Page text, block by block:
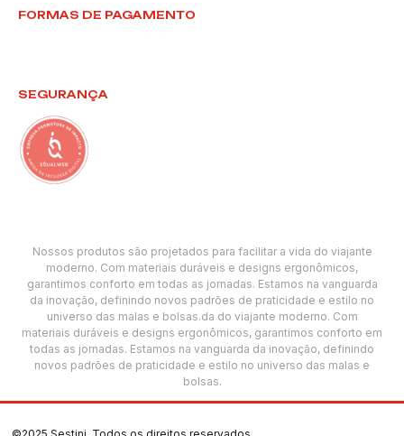
FORMAS DE PAGAMENTO
SEGURANÇA
Nossos produtos são projetados para facilitar a vida do viajante
moderno. Com materiais duráveis e designs ergonômicos,
garantimos conforto em todas as jornadas. Estamos na vanguarda
da inovação, definindo novos padrões de praticidade e estilo no
universo das malas e bolsas.da do viajante moderno. Com
materiais duráveis e designs ergonômicos, garantimos conforto em
todas as jornadas. Estamos na vanguarda da inovação, definindo
novos padrões de praticidade e estilo no universo das malas e
bolsas.